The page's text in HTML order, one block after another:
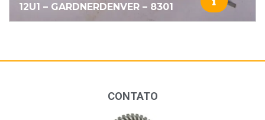
12U1 – GARDNERDENVER – 8301
CONTATO